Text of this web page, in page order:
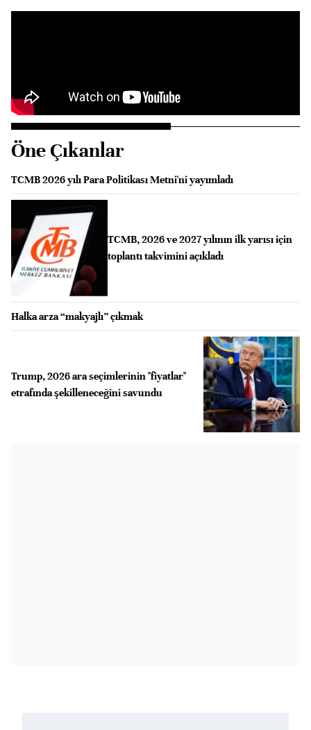
Öne Çıkanlar
TCMB 2026 yılı Para Politikası Metni'ni yayımladı
TCMB, 2026 ve 2027 yılının ilk yarısı için
toplantı takvimini açıkladı
Halka arza “makyajlı” çıkmak
Trump, 2026 ara seçimlerinin "fiyatlar"
etrafında şekilleneceğini savundu